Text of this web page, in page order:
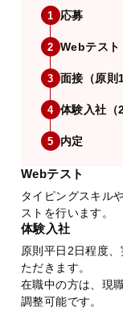
1 応募
2 Webテスト
3 面接（原則1
4 体験入社（
5 内定
Webテスト
タイピングスキル
ストを行います。
体験入社
原則平日2日程度
ただきます。
在職中の方は、現
調整可能です。